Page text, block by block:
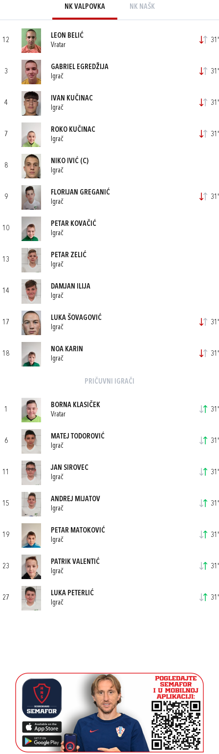
NK VALPOVKA NK NAŠK
12
LEON BELIĆ
Vratar
31'
3
GABRIEL EGREDŽIJA
Igrač
31'
4
IVAN KUČINAC
Igrač
31'
7
ROKO KUČINAC
Igrač
31'
8
NIKO IVIĆ (C)
Igrač
9
FLORIJAN GREGANIĆ
Igrač
31'
10
PETAR KOVAČIĆ
Igrač
13
PETAR ZELIĆ
Igrač
14
DAMJAN ILIJA
Igrač
17
LUKA ŠOVAGOVIĆ
Igrač
31'
18
NOA KARIN
Igrač
31'
PRIČUVNI IGRAČI
1
BORNA KLASIČEK
Vratar
31'
6
MATEJ TODOROVIĆ
Igrač
31'
11
JAN SIROVEC
Igrač
31'
15
ANDREJ MIJATOV
Igrač
31'
19
PETAR MATOKOVIĆ
Igrač
31'
23
PATRIK VALENTIĆ
Igrač
31'
27
LUKA PETERLIĆ
Igrač
31'